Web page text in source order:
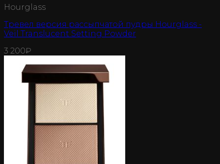
Hourglass
Тревел версия рассыпчатой пудры Hourglass -
Veil Translucent Setting Powder
3 200₽